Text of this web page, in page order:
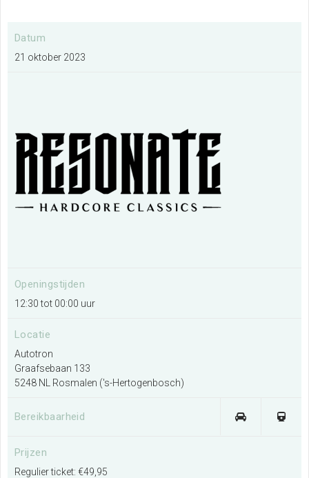
Datum
21 oktober 2023
Openingstijden
12:30 tot 00:00 uur
Locatie
Autotron
Graafsebaan 133
5248 NL Rosmalen ('s-Hertogenbosch)
Bereikbaarheid
Prijzen
Regulier ticket: €49,95